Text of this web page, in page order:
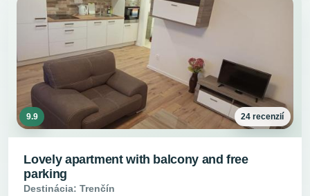
9.9 24 recenzií
Lovely apartment with balcony and free
parking
Destinácia: Trenčín